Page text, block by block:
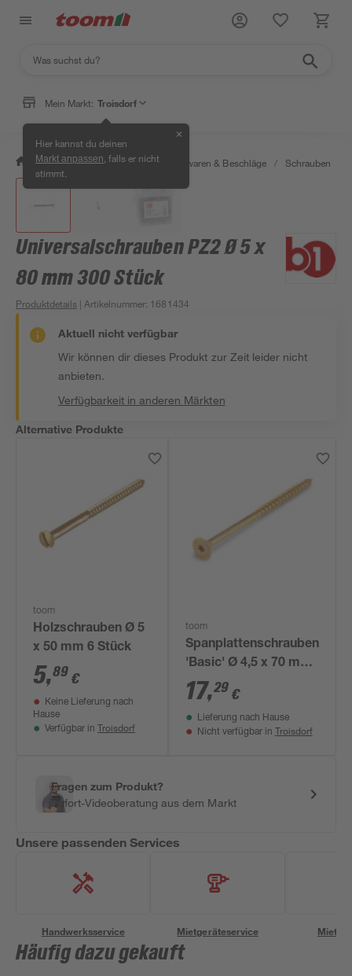
Mein Markt: Troisdorf
Hier kannst du deinen
Markt anpassen , falls er nicht
stimmt.
✕
/ Werkstatt & Maschinen / Eisenwaren & Beschläge / Schrauben
Universalschrauben PZ2 Ø 5 x
80 mm 300 Stück
Produktdetails | Artikelnummer: 1681434
Aktuell nicht verfügbar
Wir können dir dieses Produkt zur Zeit leider nicht
anbieten.
Verfügbarkeit in anderen Märkten
Alternative Produkte
toom
Holzschrauben Ø 5
x 50 mm 6 Stück
5,89 €
Keine Lieferung nach
Hause
Verfügbar in Troisdorf
toom
Spanplattenschrauben
'Basic' Ø 4,5 x 70 mm
TX20 100 Stück
17,29€
Lieferung nach Hause
Nicht verfügbar in Troisdorf
Fragen zum Produkt?
Sofort-Videoberatung aus dem Markt
Unsere passenden Services
Handwerksservice Mietgeräteservice
Häufig dazu gekauft